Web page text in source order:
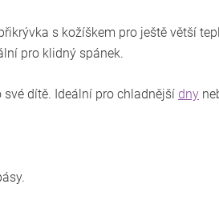
s kožíškem pro ještě větší
pro klidný spánek.
dítě. Ideální pro chladnější dny